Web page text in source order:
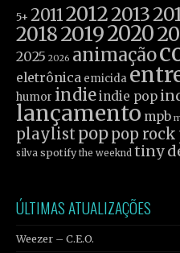
5+ 201120122013
201820192020
2025 2026 animação
eletrônica emicida
humor indieindie pop
lançamento mpb
playlist poppop rock
silva spotify the weeknd tiny
ÚLTIMAS ATUALIZAÇÕES
Weezer – C.E.O.